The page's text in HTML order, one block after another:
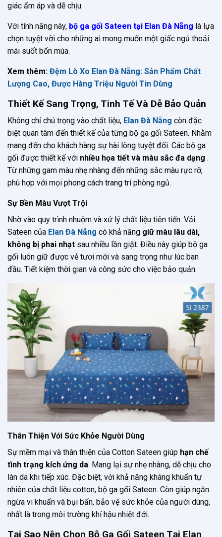
giác ấm áp và dễ chịu.
Với tính năng này, bộ ga gối Sateen tại Elan Đà Nẵng là lựa
chọn tuyệt vời cho những ai mong muốn một giấc ngủ thoải
mái suốt bốn mùa.
Xem thêm: Đệm Lò Xo Elan Đà Nẵng: Sản Phẩm Chất
Lượng Cao, Được Hàng Triệu Người Tin Dùng
Thiết Kế Sang Trọng, Tinh Tế Và Dễ Bảo Quản
Không chỉ chú trọng vào chất liệu, Elan Đà Nẵng còn đặc
biệt quan tâm đến thiết kế của từng bộ ga gối Sateen. Nhằm
mang đến cho khách hàng sự hài lòng tuyệt đối. Các bộ ga
gối được thiết kế với nhiều họa tiết và màu sắc đa dạng .
Từ những gam màu nhẹ nhàng đến những sắc màu rực rỡ,
phù hợp với mọi phong cách trang trí phòng ngủ.
Sự Bền Màu Vượt Trội
Nhờ vào quy trình nhuộm và xử lý chất liệu tiên tiến. Vải
Sateen của Elan Đà Nẵng có khả năng giữ màu lâu dài,
không bị phai nhạt sau nhiều lần giặt. Điều này giúp bộ ga
gối luôn giữ được vẻ tươi mới và sang trọng như lúc ban
đầu. Tiết kiệm thời gian và công sức cho việc bảo quản.
Thân Thiện Với Sức Khỏe Người Dùng
Sự mềm mại và thân thiện của Cotton Sateen giúp hạn chế
tình trạng kích ứng da. Mang lại sự nhẹ nhàng, dễ chịu cho
làn da khi tiếp xúc. Đặc biệt, với khả năng kháng khuẩn tự
nhiên của chất liệu cotton, bộ ga gối Sateen. Còn giúp ngăn
ngừa vi khuẩn và bụi bẩn, bảo vệ sức khỏe của người dùng,
nhất là trong môi trường khí hậu nhiệt đới.
Tại Sao Nên Chọn Bộ Ga Gối Sateen Tại Elan